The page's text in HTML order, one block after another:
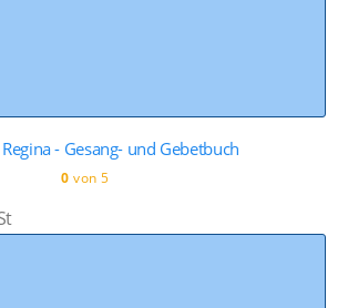
- Gesang- und Gebetbuch
0 von 5